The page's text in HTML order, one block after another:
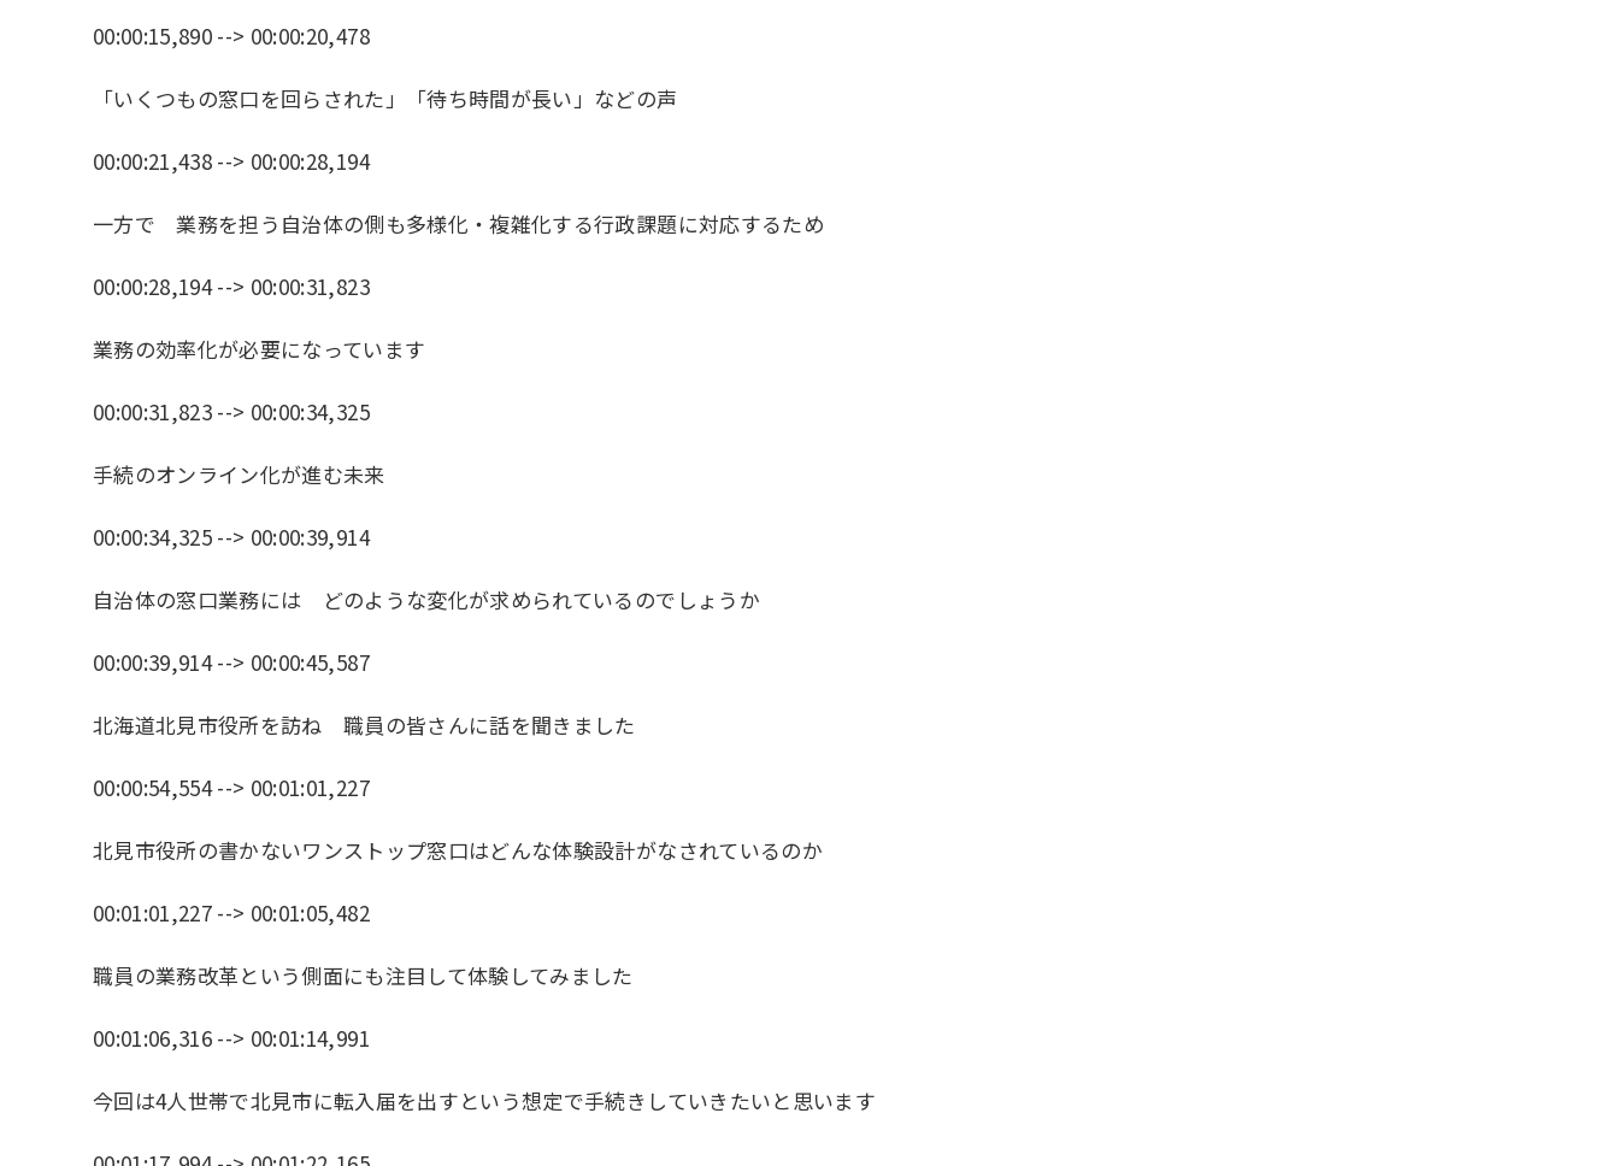
00:00:15,890 --> 00:00:20,478
「いくつもの窓口を回らされた」「待ち時間が長い」などの声
00:00:21,438 --> 00:00:28,194
一方で 業務を担う自治体の側も多様化・複雑化する行政課題に対応するため
00:00:28,194 --> 00:00:31,823
業務の効率化が必要になっています
00:00:31,823 --> 00:00:34,325
手続のオンライン化が進む未来
00:00:34,325 --> 00:00:39,914
自治体の窓口業務には どのような変化が求められているのでしょうか
00:00:39,914 --> 00:00:45,587
北海道北見市役所を訪ね 職員の皆さんに話を聞きました
00:00:54,554 --> 00:01:01,227
北見市役所の書かないワンストップ窓口はどんな体験設計がなされているのか
00:01:01,227 --> 00:01:05,482
職員の業務改革という側面にも注目して体験してみました
00:01:06,316 --> 00:01:14,991
今回は4人世帯で北見市に転入届を出すという想定で手続きしていきたいと思います